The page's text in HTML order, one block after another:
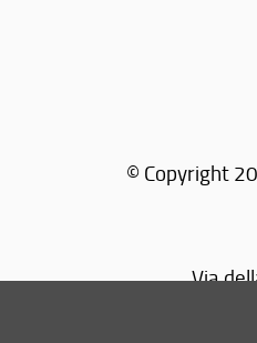
© Copyright
Via